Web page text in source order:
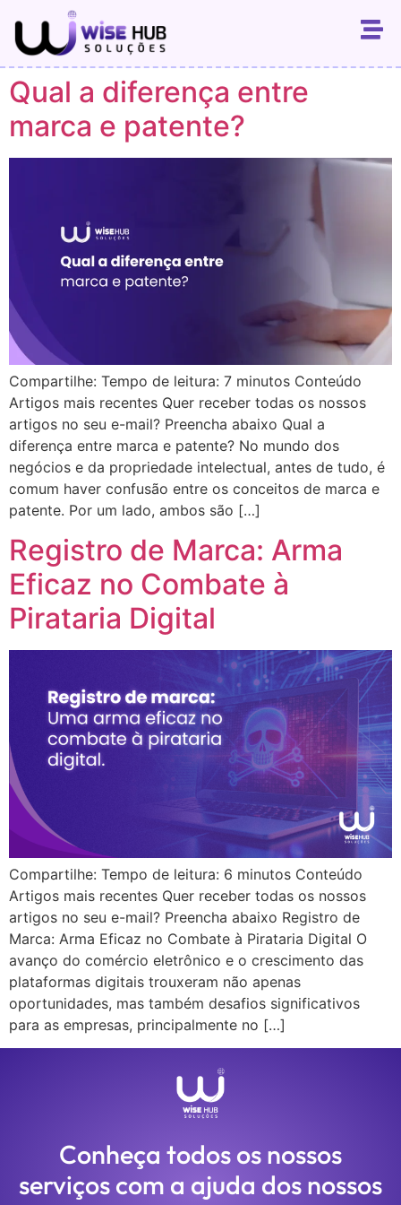
Qual a diferença entre
marca e patente?
Compartilhe: Tempo de leitura: 7 minutos Conteúdo
Artigos mais recentes Quer receber todas os nossos
artigos no seu e-mail? Preencha abaixo Qual a
diferença entre marca e patente? No mundo dos
negócios e da propriedade intelectual, antes de tudo, é
comum haver confusão entre os conceitos de marca e
patente. Por um lado, ambos são […]
Registro de Marca: Arma
Eficaz no Combate à
Pirataria Digital
Compartilhe: Tempo de leitura: 6 minutos Conteúdo
Artigos mais recentes Quer receber todas os nossos
artigos no seu e-mail? Preencha abaixo Registro de
Marca: Arma Eficaz no Combate à Pirataria Digital O
avanço do comércio eletrônico e o crescimento das
plataformas digitais trouxeram não apenas
oportunidades, mas também desafios significativos
para as empresas, principalmente no […]
Conheça todos os nossos
serviços com a ajuda dos nossos